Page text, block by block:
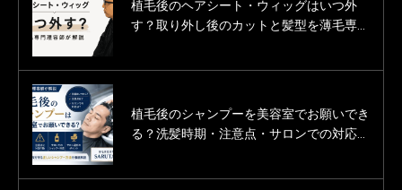
植毛後のヘアシート・ウィッグはいつ外
す？取り外し後のカットと髪型を薄毛専門
植毛後のシャンプーを美容室でお願いでき
る？洗髪時期・注意点・サロンでの対応を
薄毛男性のカットモデル募集
「SARUTAHIKO（サルタヒコ）」
薄毛男性の婚活をヘアサロン（美容室・床
屋）という立場で応援しています。